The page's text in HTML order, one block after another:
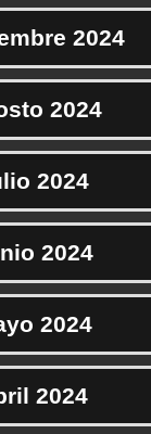
2024
2024
2024
2024
2024
2024